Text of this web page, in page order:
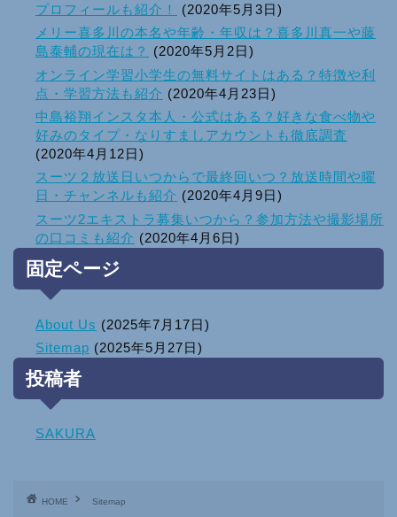
プロフィールも紹介！
(2020年5月3日)
メリー喜多川の本名や年齢・年収は？喜多川真一や藤
島泰輔の現在は？
(2020年5月2日)
オンライン学習小学生の無料サイトはある？特徴や利
点・学習方法も紹介 (2020年4月23日)
中島裕翔インスタ本人・公式はある？好きな食べ物や
好みのタイプ・なりすましアカウントも徹底調査
(2020年4月12日)
スーツ２放送日いつからで最終回いつ？放送時間や曜
日・チャンネルも紹介 (2020年4月9日)
スーツ2エキストラ募集いつから？参加方法や撮影場所
の口コミも紹介 (2020年4月6日)
固定ページ
About Us (2025年7月17日)
Sitemap (2025年5月27日)
投稿者
SAKURA
HOME Sitemap